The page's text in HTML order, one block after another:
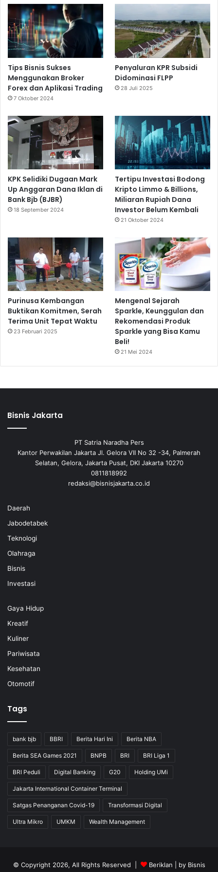
Tips Bisnis Sukses
Menggunakan Broker
Forex dan Aplikasi Trading
7 Oktober 2024
Penyaluran KPR Subsidi
Didominasi FLPP
28 Juli 2025
KPK Selidiki Dugaan Mark
Up Anggaran Dana Iklan di
Bank Bjb (BJBR)
18 September 2024
Tertipu Investasi Bodong
Kripto Limmo & Billions,
Miliaran Rupiah Dana
Investor Belum Kembali
21 Oktober 2024
Purinusa Kembangan
Buktikan Komitmen, Serah
Terima Unit Tepat Waktu
23 Februari 2025
Mengenal Sejarah
Sparkle, Keunggulan dan
Rekomendasi Produk
Sparkle yang Bisa Kamu
Beli!
21 Mei 2024
Bisnis Jakarta
PT Satria Naradha Pers
Kantor Perwakilan Jakarta Jl. Gelora VII No 32 -34, Palmerah
Selatan, Gelora, Jakarta Pusat, DKI Jakarta 10270
0811818992
redaksi@bisnisjakarta.co.id
Daerah
Jabodetabek
Teknologi
Olahraga
Bisnis
Investasi
Gaya Hidup
Kreatif
Kuliner
Pariwisata
Kesehatan
Otomotif
Tags
bank bjb BBRI Berita Hari Ini Berita NBA
Berita SEA Games 2021 BNPB BRI BRI Liga 1
BRI Peduli Digital Banking G20 Holding UMi
Jakarta International Container Terminal
Satgas Penanganan Covid-19 Transformasi Digital
Ultra Mikro UMKM Wealth Management
© Copyright 2026, All Rights Reserved | Beriklan | by Bisnis